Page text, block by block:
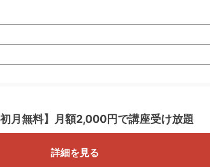
月無料】 月額2,000円で講座受け放題
詳細を見る